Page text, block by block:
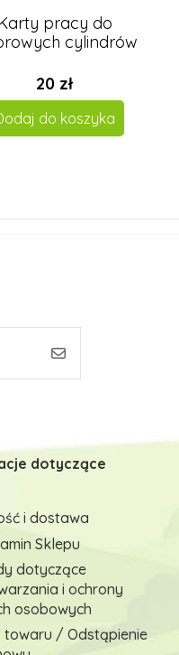
pracy do
cylindrów
20 zł
do koszyka
dotyczące
i dostawa
Sklepu
dotyczące
i ochrony
osobowych
towaru / Odstąpienie